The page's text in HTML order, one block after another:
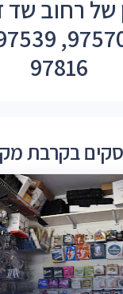
של רחוב שד
97816
בקרבת